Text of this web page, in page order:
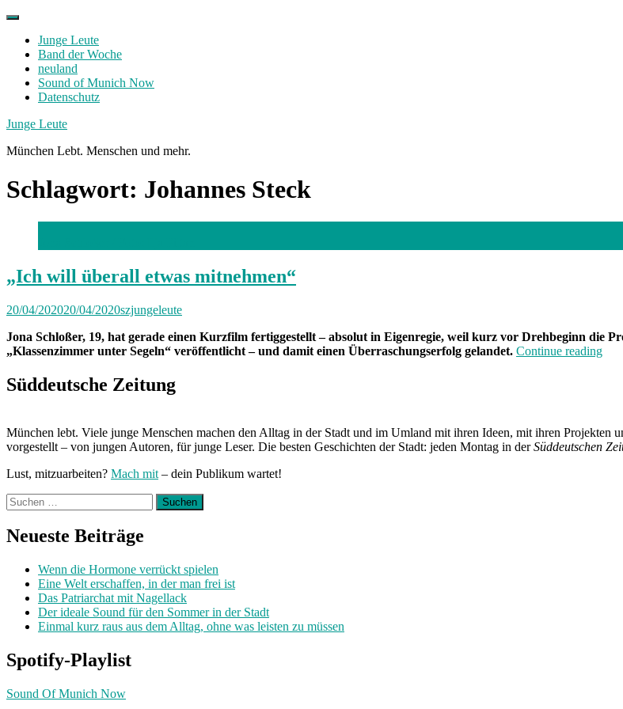
Skip
contentJunge Leute
Band der Woche
neuland
Sound of Munich Now
Datenschutz
Facebook
Twitter
Instagram
Junge Leute
München Lebt. Menschen und mehr.
Schlagwort: Johannes Steck
„Ich will überall etwas mitnehmen“
20/04/202020/04/2020szjungeleute
Jona Schloßer, 19, hat gerade einen Kurzfilm fertiggestellt – absolut in Eigenregie, weil kurz vor Drehbeginn die
„Klassenzimmer unter Segeln“ veröffentlicht – und damit einen Überraschungserfolg gelandet. Continue reading„„Ich
Süddeutsche Zeitung
München lebt. Viele junge Menschen machen den Alltag in der Stadt und im Umland mit ihren Ideen, mit ihren Projekten
vorgestellt – von jungen Autoren, für junge Leser. Die besten Geschichten der Stadt: jeden Montag in derSüddeutschen
Lust, mitzuarbeiten? Mach mit – dein Publikum wartet!
Suchen
nach:
Neueste Beiträge
Wenn die Hormone verrückt spielen
Eine Welt erschaffen, in der man frei ist
Das Patriarchat mit Nagellack
Der ideale Sound für den Sommer in der Stadt
Einmal kurz raus aus dem Alltag, ohne was leisten zu müssen
Spotify-Playlist
Sound Of Munich Now